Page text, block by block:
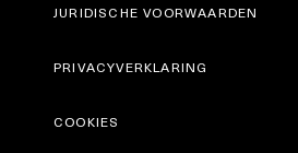
JURIDISCHE VOORWAARDEN
PRIVACYVERKLARING
COOKIES